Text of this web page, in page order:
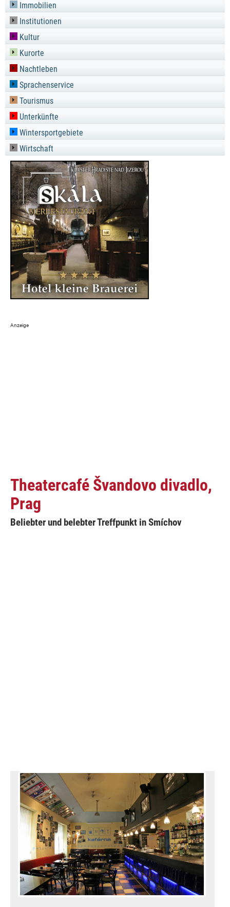
Immobilien
Institutionen
Kultur
Kurorte
Nachtleben
Sprachenservice
Tourismus
Unterkünfte
Wintersportgebiete
Wirtschaft
Theatercafé Švandovo divadlo,
Prag
Beliebter und belebter Treffpunkt in Smíchov